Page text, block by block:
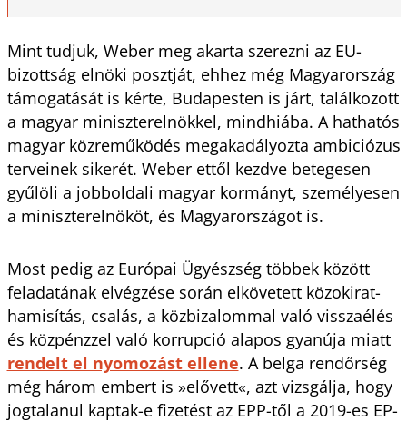
Mint tudjuk, Weber meg akarta szerezni az EU-
bizottság elnöki posztját, ehhez még Magyarország
támogatását is kérte, Budapesten is járt, találkozott
a magyar miniszterelnökkel, mindhiába. A hathatós
magyar közreműködés megakadályozta ambiciózus
terveinek sikerét. Weber ettől kezdve betegesen
gyűlöli a jobboldali magyar kormányt, személyesen
a miniszterelnököt, és Magyarországot is.
Most pedig az Európai Ügyészség többek között
feladatának elvégzése során elkövetett közokirat-
hamisítás, csalás, a közbizalommal való visszaélés
és közpénzzel való korrupció alapos gyanúja miatt
rendelt el nyomozást ellene. A belga rendőrség
még három embert is »elővett«, azt vizsgálja, hogy
jogtalanul kaptak-e fizetést az EPP-től a 2019-es EP-